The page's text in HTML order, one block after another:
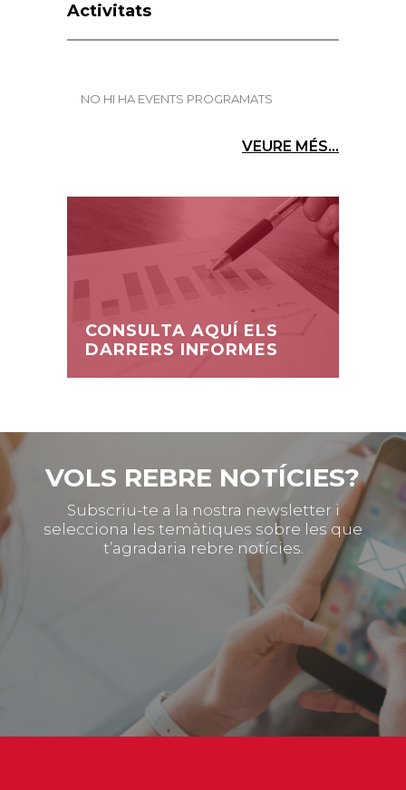
Activitats
NO HI HA EVENTS PROGRAMATS
VEURE MÉS...
CONSULTA AQUÍ ELS
DARRERS INFORMES
VOLS REBRE NOTÍCIES?
Subscriu-te a la nostra newsletter i
selecciona les temàtiques sobre les que
t’agradaria rebre notícies.